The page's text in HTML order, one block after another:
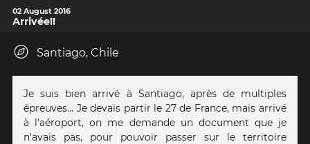
02 August 2016
Arrivée!!
Santiago, Chile
Je suis bien arrivé à Santiago, après de multiples
épreuves... Je devais partir le 27 de France, mais arrivé
à l'aéroport, on me demande un document que je
n'avais pas, pour pouvoir passer sur le territoire